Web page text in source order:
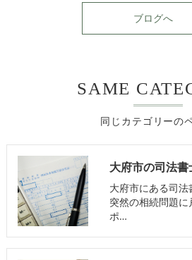
ブログへ
同じカテゴリーの
SAME
大府市の司法書
大府市にある司法
突然の相続問題
ポ…